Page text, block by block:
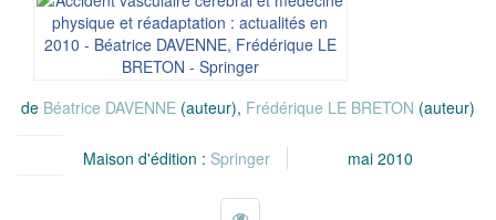
de Béatrice DAVENNE (auteur), Frédérique LE BRETON (auteur)
Maison d'édition : Springer mai 2010